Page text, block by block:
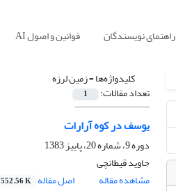
راهنمای نویسندگان قوانین و اصول AI
کلیدواژه‌ها =زمین لرزه
تعداد مقالات: 1
یوسف در کوه آرارات
دوره 9، شماره 20، پاییز 1383
جاوید قیطانچی
مشاهده مقاله
اصل مقاله 552.56 K